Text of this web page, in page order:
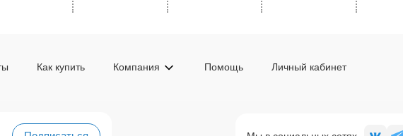
Как купить Компания Помощь Личный кабинет